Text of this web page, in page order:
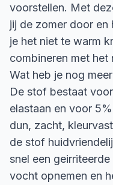
voorstellen. Met
jij de zomer door en
je het niet te warm
combineren met het
Wat heb je nog
De stof bestaat
elastaan en voor
dun, zacht,
de stof
snel een
vocht opnemen en